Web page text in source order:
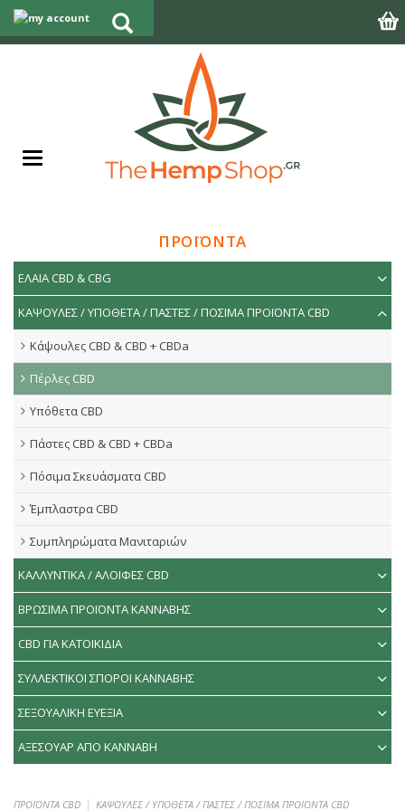
ΠΡΟΪΟΝΤΑ
ΕΛΑΙΑ CBD & CBG
ΚΑΨΟΥΛΕΣ / ΥΠΟΘΕΤΑ / ΠΑΣΤΕΣ / ΠΟΣΙΜΑ ΠΡΟΪΟΝΤΑ CBD
Κάψουλες CBD & CBD + CBDa
Πέρλες CBD
Υπόθετα CBD
Πάστες CBD & CBD + CBDa
Πόσιμα Σκευάσματα CBD
Έμπλαστρα CBD
Συμπληρώματα Μανιταριών
ΚΑΛΛΥΝΤΙΚΑ / ΑΛΟΙΦΕΣ CBD
ΒΡΩΣΙΜΑ ΠΡΟΪΟΝΤΑ ΚΑΝΝΑΒΗΣ
CBD ΓΙΑ ΚΑΤΟΙΚΙΔΙΑ
ΣΥΛΛΕΚΤΙΚΟΙ ΣΠΟΡΟΙ ΚΑΝΝΑΒΗΣ
ΣΕΞΟΥΑΛΙΚΗ ΕΥΕΞΙΑ
ΑΞΕΣΟΥΑΡ ΑΠΟ ΚΑΝΝΑΒΗ
ΠΡΟΪΟΝΤΑ CBD ΚΑΨΟΥΛΕΣ / ΥΠΟΘΕΤΑ / ΠΑΣΤΕΣ / ΠΟΣΙΜΑ ΠΡΟΪΟΝΤΑ CBD